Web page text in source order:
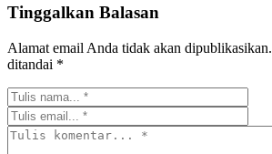
Tinggalkan Balasan
Alamat email Anda tidak akan dipublikasikan.
ditandai *